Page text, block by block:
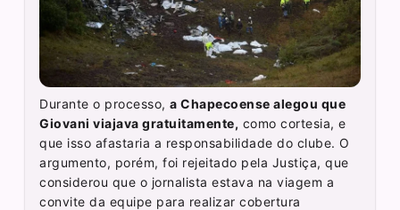
Durante o processo,a Chapecoense alegou que
Giovani viajava gratuitamente, como cortesia, e
que isso afastaria a responsabilidade do clube. O
argumento, porém, foi rejeitado pela Justiça, que
considerou que o jornalista estava na viagem a
convite da equipe para realizar cobertura